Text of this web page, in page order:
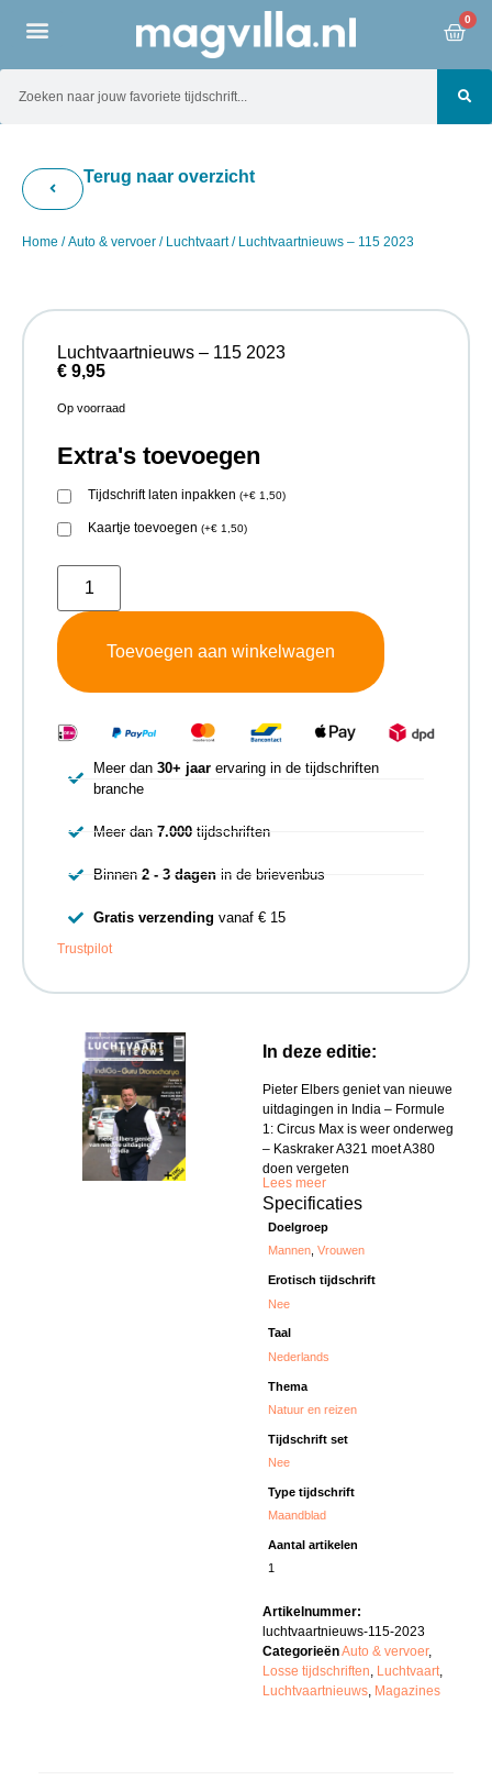
0
Terug naar overzicht
Home /Auto & vervoer / Luchtvaart/ Luchtvaartnieuws – 115 2023
In deze editie:
Pieter Elbers geniet van nieuwe
uitdagingen in India – Formule
1: Circus Max is weer onderweg
– Kaskraker A321 moet A380
doen vergeten
Lees meer
Specificaties
Doelgroep
Mannen,Vrouwen
Erotisch tijdschrift
Nee
Taal
Nederlands
Thema
Natuur en reizen
Tijdschrift set
Nee
Type tijdschrift
Maandblad
Aantal artikelen
1
Artikelnummer:
luchtvaartnieuws-115-2023
CategorieënAuto & vervoer,
Losse tijdschriften, Luchtvaart,
Luchtvaartnieuws, Magazines
Luchtvaartnieuws – 115 2023
€ 9,95
Op voorraad
Extra's toevoegen
Tijdschrift laten inpakken (+€ 1,50)
Kaartje toevoegen (+€ 1,50)
Toevoegen aan winkelwagen
Meer dan 30+ jaarervaring in de tijdschriften
branche
Meer dan 7.000tijdschriften
Binnen 2 - 3 dagenin de brievenbus
Gratis verzending vanaf € 15
Trustpilot